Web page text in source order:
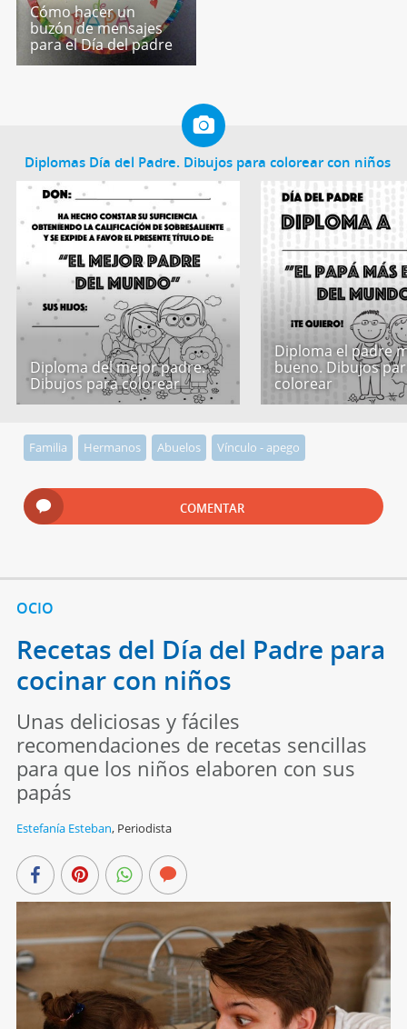
Cómo hacer un
buzón de mensajes
para el Día del padre
Diplomas Día del Padre. Dibujos para colorear con niños
Diploma del mejor padre.
Dibujos para colorear
Diploma el padre
bueno. Dibujos
colorear
Familia Hermanos Abuelos Vínculo - apego
COMENTAR
OCIO
Recetas del Día del Padre para
cocinar con niños
Unas deliciosas y fáciles
recomendaciones de recetas sencillas
para que los niños elaboren con sus
papás
Estefanía Esteban, Periodista